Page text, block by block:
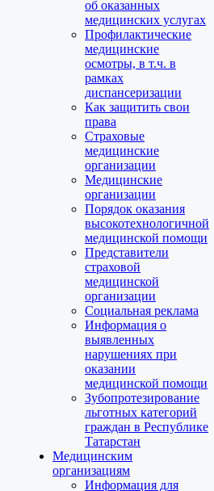
об оказанных
медицинских услугах
Профилактические
медицинские
осмотры, в т.ч. в
рамках
диспансеризации
Как защитить свои
права
Страховые
медицинские
организации
Медицинские
организации
Порядок оказания
высокотехнологичной
медицинской помощи
Представители
страховой
медицинской
организации
Социальная реклама
Информация о
выявленных
нарушениях при
оказании
медицинской помощи
Зубопротезирование
льготных категорий
граждан в Республике
Татарстан
Медицинским
организациям
Информация для